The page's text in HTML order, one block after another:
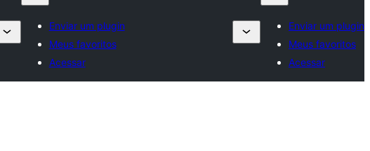
Enviar um plugin
Meus favoritos
Acessar
Enviar um plugin
Meus favoritos
Acessar